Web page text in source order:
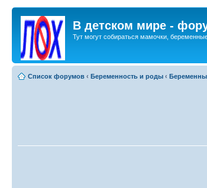
В детском мире -
Тут могут собираться мамочки,
Список форумов ‹ Беременность и роды ‹